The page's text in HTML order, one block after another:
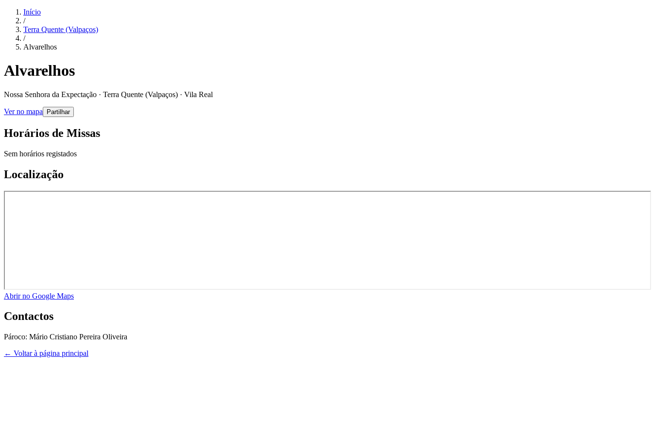
Início
/
Terra Quente (Valpaços)
/
Alvarelhos
Alvarelhos
Nossa Senhora da Expectação · Terra Quente (Valpaços) · Vila Real
Ver no mapa Partilhar
Horários de Missas
Sem horários registados
Localização
Abrir no Google Maps
Contactos
Pároco: Mário Cristiano Pereira Oliveira
← Voltar à página principal